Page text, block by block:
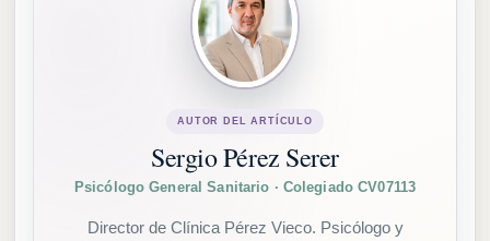
AUTOR DEL ARTÍCULO
Sergio Pérez Serer
Psicólogo General Sanitario · Colegiado CV07113
Director de Clínica Pérez Vieco. Psicólogo y